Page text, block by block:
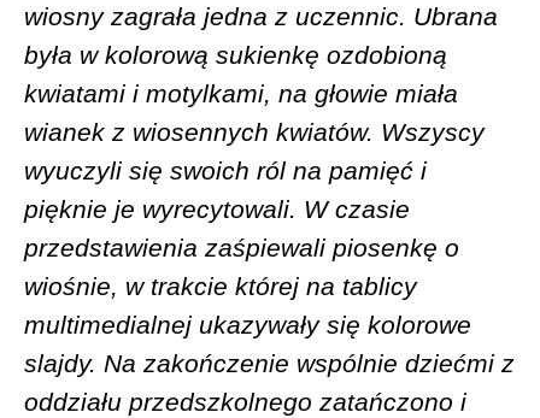
wiosny zagrała jedna z uczennic. Ubrana
była w kolorową sukienkę ozdobioną
kwiatami i motylkami, na głowie miała
wianek z wiosennych kwiatów. Wszyscy
wyuczyli się swoich ról na pamięć i
pięknie je wyrecytowali. W czasie
przedstawienia zaśpiewali piosenkę o
wiośnie, w trakcie której na tablicy
multimedialnej ukazywały się kolorowe
slajdy. Na zakończenie wspólnie dziećmi z
oddziału przedszkolnego zatańczono i